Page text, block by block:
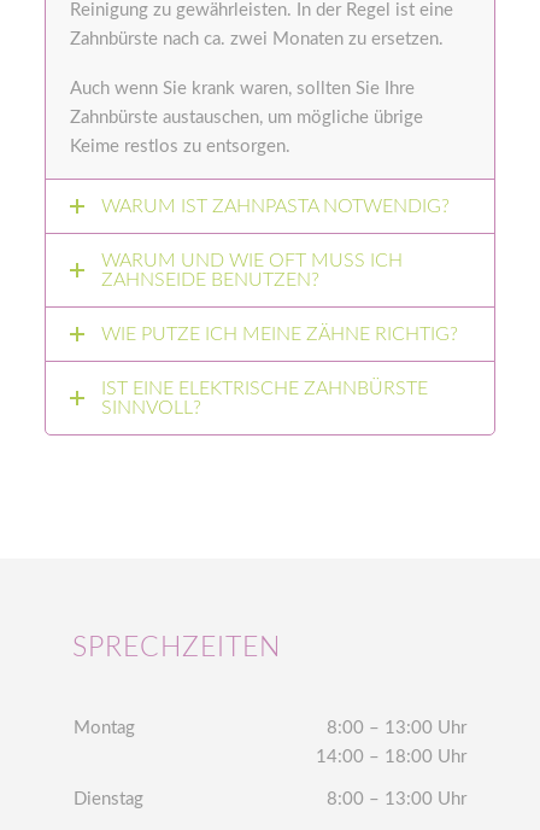
Reinigung zu gewährleisten. In der Regel ist eine
Zahnbürste nach ca. zwei Monaten zu ersetzen.
Auch wenn Sie krank waren, sollten Sie Ihre
Zahnbürste austauschen, um mögliche übrige
Keime restlos zu entsorgen.
WARUM IST ZAHNPASTA NOTWENDIG?
WARUM UND WIE OFT MUSS ICH
ZAHNSEIDE BENUTZEN?
WIE PUTZE ICH MEINE ZÄHNE RICHTIG?
IST EINE ELEKTRISCHE ZAHNBÜRSTE
SINNVOLL?
SPRECHZEITEN
Montag
8:00 – 13:00 Uhr
14:00 – 18:00 Uhr
Dienstag 8:00 – 13:00 Uhr